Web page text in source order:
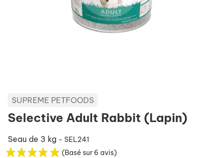
SUPREME PETFOODS
Selective Adult Rabbit (Lapin)
Seau de 3 kg - SEL241
(Basé sur 6 avis)